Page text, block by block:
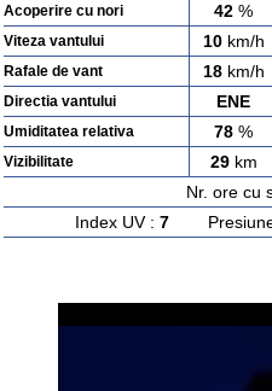
Acoperire cu nori 42 %
Viteza vantului 10km/h
Rafale de vant 18km/h
Directia vantului ENE
Umiditatea relativa 78 %
Vizibilitate 29km
Nr. ore cu
Index UV : 7Presiunea